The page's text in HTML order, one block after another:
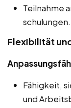
Teilnahme
schulungen.
Flexibilität
Fähigkeit,
und